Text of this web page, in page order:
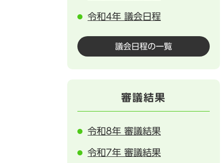
令和4年 議会日程
議会日程の一覧
審議結果
令和8年 審議結果
令和7年 審議結果